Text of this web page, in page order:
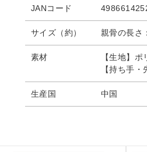
JANコード
サイズ（約） 親骨の長さ
素材
【生地】
【持ち手
生産国 中国